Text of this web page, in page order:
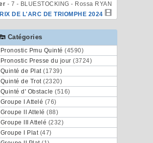
- 7 - BLUESTOCKING - Rossa RYAN
DE L'ARC DE TRIOMPHE 2024
Catégories
Pronostic Pmu Quinté (4590)
Pronostic Presse du jour (3724)
Quinté de Plat(1739)
Quinté de Trot(2320)
Quinté d' Obstacle (516)
Groupe I Attelé (76)
Groupe II Attelé (88)
Groupe III Attelé (232)
Groupe I Plat(47)